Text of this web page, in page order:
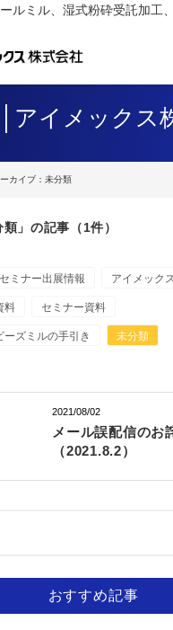
ルミル、湿式粉砕受託加工
アイメックス
カイブ：未分類
」の記事（1件）
ミナー出展情報 アイメック
料 セミナー資料
ズミルの手引き 未分類
2021/08/02
メール誤配信のお
（2021.8.2）
おすすめ記事